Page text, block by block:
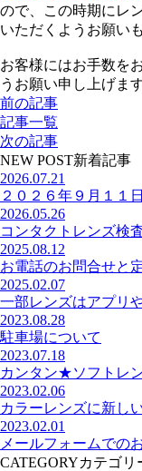
ので、この時期にレ
いただくようお願い
お客様にはお手数を
うお願い申し上げます
前の記事
記事一覧
次の記事
NEW POST新着記事
2026.07.21
２０２６年９月１１
2026.05.26
コンタクトレンズ検
2025.08.12
お電話のお問合せと
2025.02.07
一部レンズはアプリ
2023.08.28
駐車場について
2023.07.18
カンタン★ソフトレ
2023.02.06
カラーレンズに新し
2023.02.01
メールフォームでの
CATEGORYカテゴリ